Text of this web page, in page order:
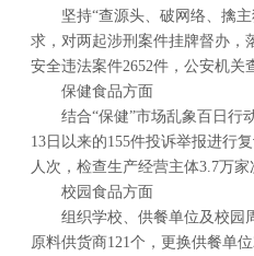
坚持“查源头、破网络、擒
求，对两起涉刑案件挂牌督办，
安全违法案件2652件，公安机关
保健食品方面
结合“保健”市场乱象百日行
13日以来的155件投诉举报进行
人次，检查生产经营主体3.7万家
校园食品方面
组织学校、供餐单位及校园
原料供货商121个，更换供餐单